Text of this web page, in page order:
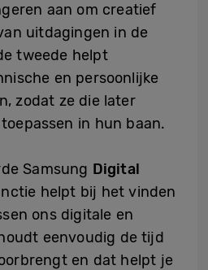
aan om creatief
uitdagingen in de
tweede helpt
en persoonlijke
zodat ze die later
in hun baan.
Samsung Digital
helpt bij het vinden
ons digitale en
eenvoudig de tijd
en dat helpt je